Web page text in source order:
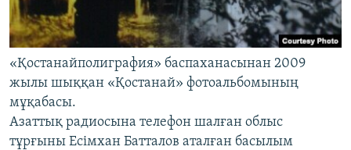
«Қостанайполиграфия» баспаханасынан 2009
жылы шыққан «Қостанай» фотоальбомының
мұқабасы.
Азаттық радиосына телефон шалған облыс
тұрғыны Есімхан Батталов аталған басылым